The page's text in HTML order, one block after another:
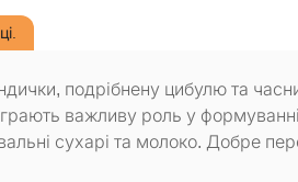
подрібнену цибулю та
важливу роль у
сухарі та молоко. Добре